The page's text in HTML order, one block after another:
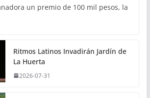
un premio de 100 mil pesos, la
Ritmos Latinos Invadirán Jardín de
La Huerta
2026-07-31